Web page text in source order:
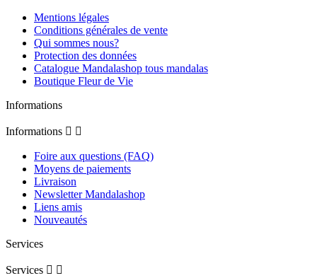
Mentions légales
Conditions générales de vente
Qui sommes nous?
Protection des données
Catalogue Mandalashop tous mandalas
Boutique Fleur de Vie
Informations
Informations  
Foire aux questions (FAQ)
Moyens de paiements
Livraison
Newsletter Mandalashop
Liens amis
Nouveautés
Services
Services  